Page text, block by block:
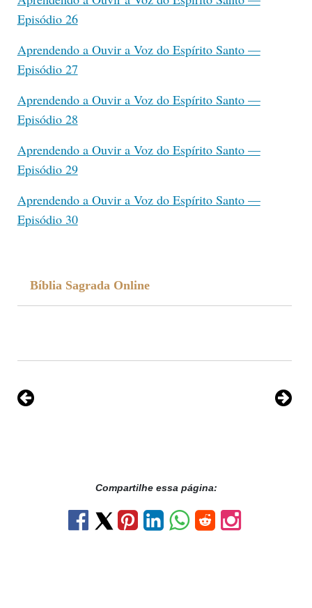
Episódio 26
Aprendendo a Ouvir a Voz do Espírito Santo —
Episódio 27
Aprendendo a Ouvir a Voz do Espírito Santo —
Episódio 28
Aprendendo a Ouvir a Voz do Espírito Santo —
Episódio 29
Aprendendo a Ouvir a Voz do Espírito Santo —
Episódio 30
Bíblia Sagrada Online
Compartilhe essa página: